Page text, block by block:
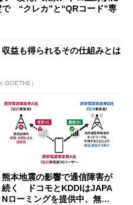
“クレカ”と“QRコード”専
益も得られるその仕組みとは
GOETHE）
熊本地震の影響で通信障害が
続く ドコモとKDDIはJAPA
Nローミングを提供中、無料